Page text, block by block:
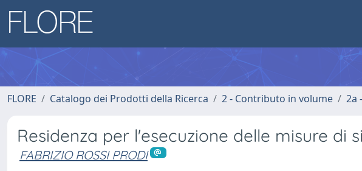
FLORE Catalogo dei Prodotti della Ricerca 2 - Contributo in volume 2a
Residenza per l'esecuzione delle misure di
FABRIZIO ROSSI PRODI